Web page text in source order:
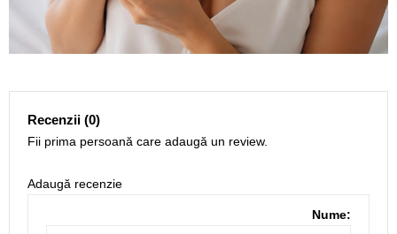
Recenzii (0)
Fii prima persoană care adaugă un review.
Adaugă recenzie
Nume: